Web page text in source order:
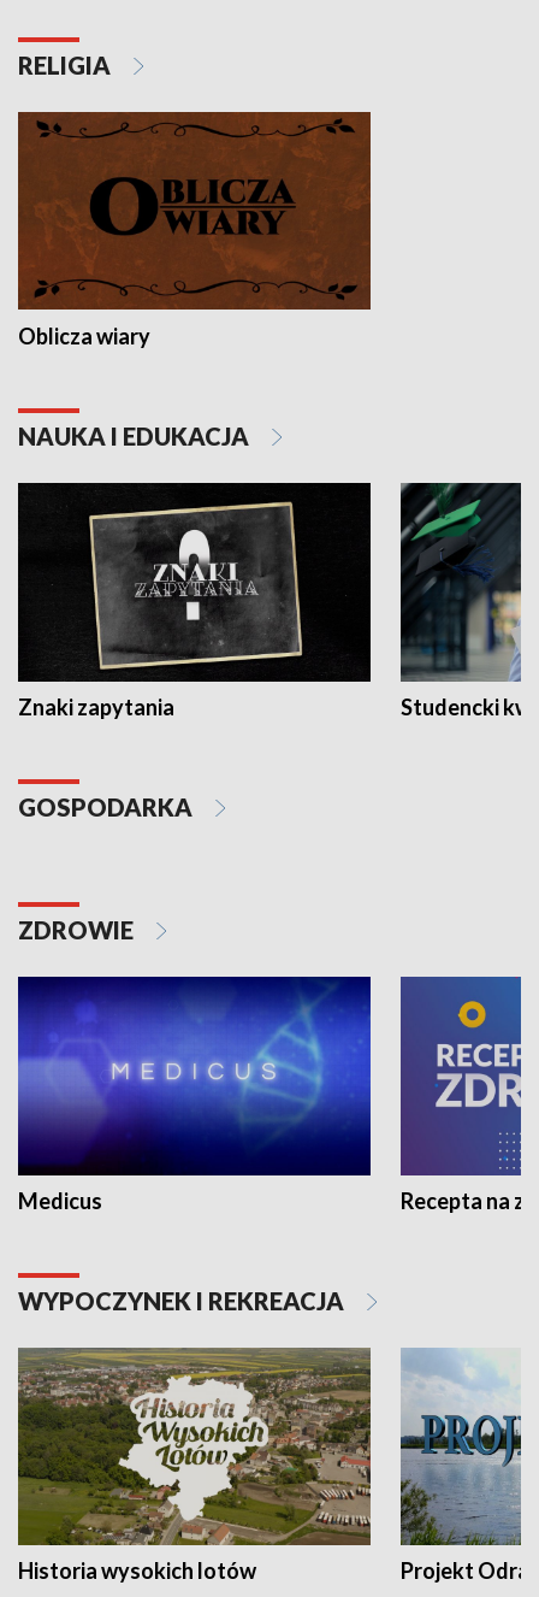
RELIGIA
Oblicza wiary
NAUKA I EDUKACJA
Znaki zapytania Studencki
GOSPODARKA
ZDROWIE
Medicus Recepta na
WYPOCZYNEK I REKREACJA
Historia wysokich lotów Projekt Odra